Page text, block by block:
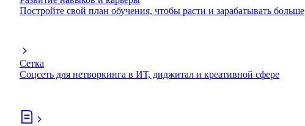
Постройте свой план обучения, чтобы расти и зарабатывать больше
Сетка
Соцсеть для нетворкинга в ИТ, диджитал и креативной сфере